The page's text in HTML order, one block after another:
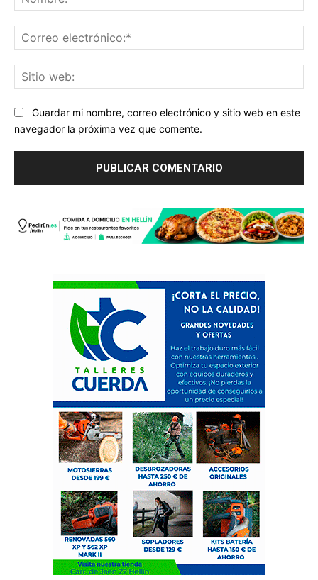
Guardar mi nombre, correo electrónico y sitio web en este
navegador la próxima vez que comente.